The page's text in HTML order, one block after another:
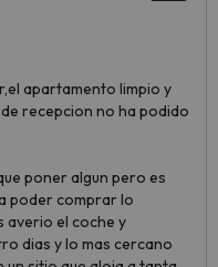
apartamento limpio y
recepcion no ha podido
poner algun pero es
poder comprar lo
averio el coche y
dias y lo mas cercano